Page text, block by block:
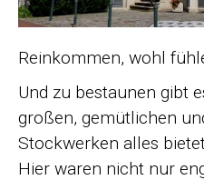
Reinkommen, wohl
Und zu bestaunen gibt
großen, gemütlichen
Stockwerken alles
Hier waren nicht nur